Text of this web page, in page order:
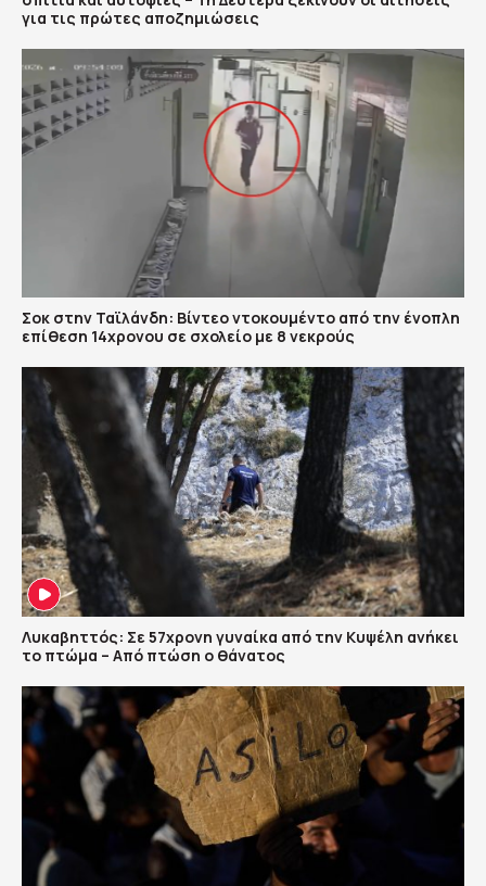
για τις πρώτες αποζημιώσεις
Σοκ στην Ταϊλάνδη: Βίντεο ντοκουμέντο από την ένοπλη
επίθεση 14χρονου σε σχολείο με 8 νεκρούς
Λυκαβηττός: Σε 57χρονη γυναίκα από την Κυψέλη ανήκει
το πτώμα – Από πτώση ο θάνατος